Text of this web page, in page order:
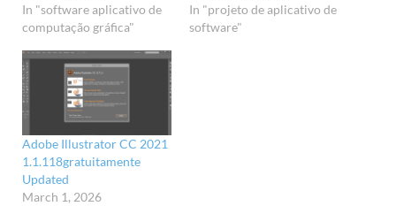
In "software aplicativo de
computação gráfica"
In "projeto de aplicativo de
software"
Adobe Illustrator CC 2021
1.1.118gratuitamente
Updated
March 1, 2026